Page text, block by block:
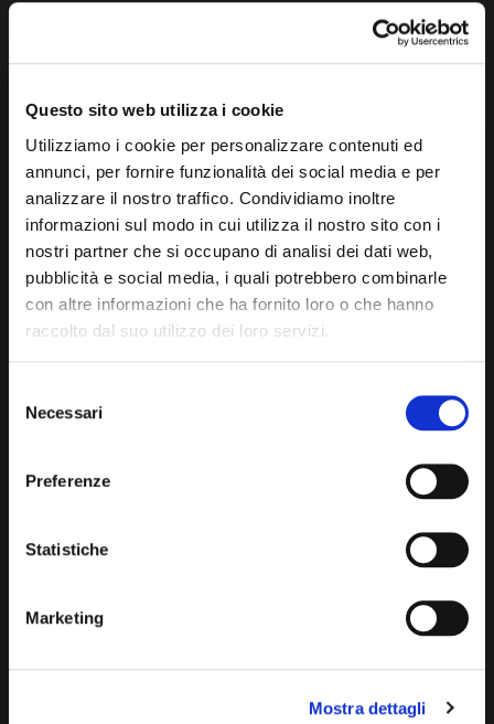
Questo sito web utilizza i cookie
Utilizziamo i cookie per personalizzare contenuti ed
annunci, per fornire funzionalità dei social media e per
analizzare il nostro traffico. Condividiamo inoltre
informazioni sul modo in cui utilizza il nostro sito con i
nostri partner che si occupano di analisi dei dati web,
pubblicità e social media, i quali potrebbero combinarle
con altre informazioni che ha fornito loro o che hanno
raccolto dal suo utilizzo dei loro servizi.
delNecessari
Preferenze
Statistiche
Marketing
Mostra dettagli
INFUSO LEMON TEA INFUSO BLACK TEA
CAFFÈ ESPRESSO GUSTO
CAFFÈ ESPRESSO GUSTO